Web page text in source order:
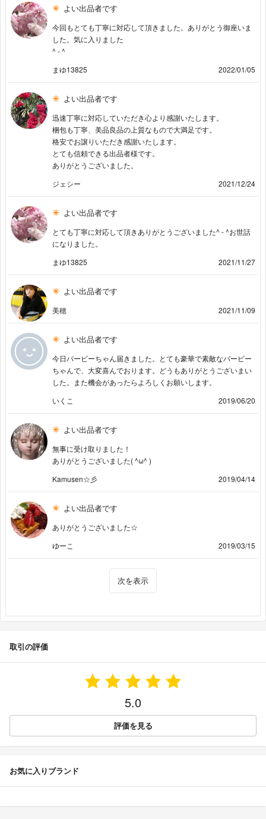
よい出品者です
今回もとても丁寧に対応して頂きました。ありがとう御座いま
した。気に入りました
^ - ^
まゆ13825
2022/01/05
よい出品者です
迅速丁寧に対応していただき心より感謝いたします。
梱包も丁寧、美品良品の上質なもので大満足です。
格安でお譲りいただき感謝いたします。
とても信頼できる出品者様です。
ありがとうございました。
ジェシー
2021/12/24
よい出品者です
とても丁寧に対応して頂きありがとうございました^ - ^お世話
になりました。
まゆ13825
2021/11/27
よい出品者です
美穂 2021/11/09
よい出品者です
今日バービーちゃん届きました。とても豪華で素敵なバービー
ちゃんで、大変喜んでおります。どうもありがとうございまい
した。また機会があったらよろしくお願いします。
いくこ
2019/06/20
よい出品者です
無事に受け取りました！
ありがとうございました( ^ω^ )
Kamusen☆彡
2019/04/14
よい出品者です
ありがとうございました☆
ゆーこ
2019/03/15
次を表示
取引の評価
5.0
評価を見る
お気に入りブランド